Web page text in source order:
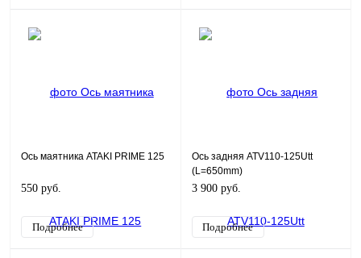
Ось маятника ATAKI PRIME 125
550 руб.
Подробнее
Ось задняя ATV110-125Utt
(L=650mm)
3 900 руб.
Подробнее